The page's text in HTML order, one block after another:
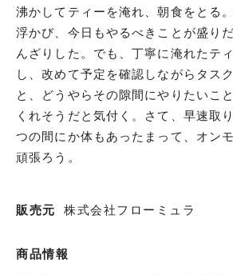
沸かしてティーを淹れ、朝食をとる
浮かび、今日もやるべきことが盛り
んざりした。でも、丁寧に淹れたテ
し、改めて予定を確認しながらタス
と、どうやらその隙間にやりたいこ
くれそうだと気付く。さて、早速取
つの間にか体もあったまって、オン
頑張ろう。
販売元 株式会社フローミュラ
商品情報